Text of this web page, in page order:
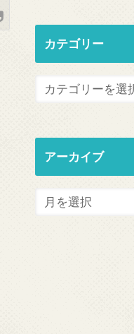
カテゴリー
アーカイブ